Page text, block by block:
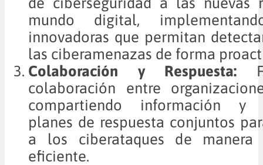
mundo digital,
innovadoras que permitan
las ciberamenazas de forma
Colaboración y Respuesta:
colaboración entre
compartiendo información y
planes de respuesta conjuntos
a los ciberataques de manera
eficiente.